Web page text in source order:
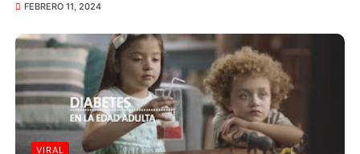
FEBRERO 11, 2024
VIRAL